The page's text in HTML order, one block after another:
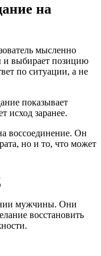
на
мысленно
и выбирает позицию
по ситуации, а не
показывает
исход заранее.
воссоединение. Он
но и то, что может
мужчины. Они
восстановить